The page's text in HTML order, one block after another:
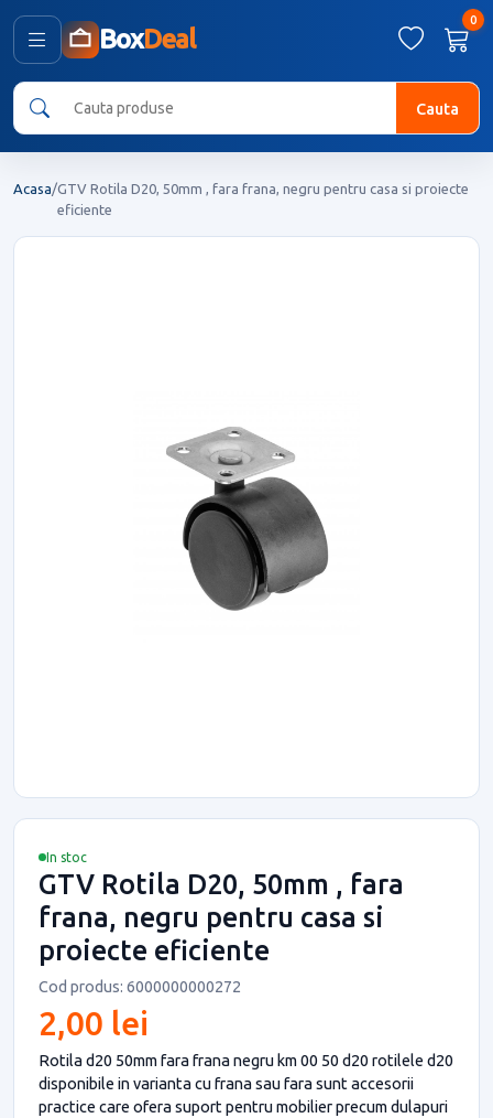
BoxDeal
0
Cauta
Acasa/GTV Rotila D20, 50mm , fara frana, negru pentru casa si proiecte
eficiente
In stoc
GTV Rotila D20, 50mm , fara
frana, negru pentru casa si
proiecte eficiente
Cod produs: 6000000000272
2,00 lei
Rotila d20 50mm fara frana negru km 00 50 d20 rotilele d20
disponibile in varianta cu frana sau fara sunt accesorii
practice care ofera suport pentru mobilier precum dulapuri